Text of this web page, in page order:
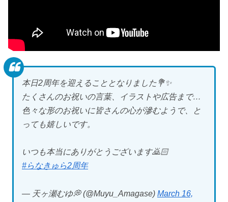
本日2周年を迎えることとなりました💐✨
たくさんのお祝いの言葉、イラストや広告まで…
色々な形のお祝いに皆さんの心が滲むようで、と
っても嬉しいです。
いつも本当にありがとうございます🙇🏻
#らなきゅら2周年
— 天ヶ瀬むゆ💭 (@Muyu_Amagase) March 16,